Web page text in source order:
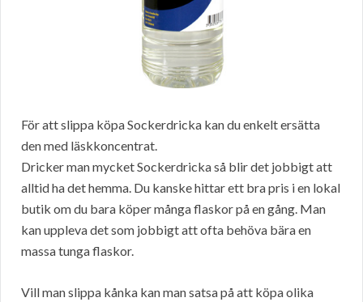
För att slippa köpa Sockerdricka kan du enkelt ersätta
den med läskkoncentrat.
Dricker man mycket Sockerdricka så blir det jobbigt att
alltid ha det hemma. Du kanske hittar ett bra pris i en lokal
butik om du bara köper många flaskor på en gång. Man
kan uppleva det som jobbigt att ofta behöva bära en
massa tunga flaskor.
Vill man slippa kånka kan man satsa på att köpa olika